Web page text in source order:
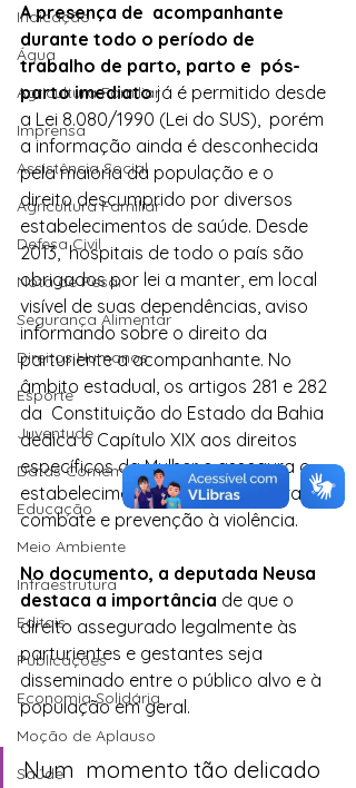
Indicação
Água
Agricultura Familiar
Imprensa
Assistência Social
Agricultura Familiar
Defesa Civil
Nota de Pesar
Segurança Alimentar
Direitos Humanos
Esporte
Juventude
Datas Comemorativas
Educação
Meio Ambiente
Infraestrutura
Editais
Publicações
Economia Solidária
Moção de Aplauso
Saúde
A presença de  acompanhante
durante todo o período de
trabalho de parto, parto e  pós-
parto imediato já é permitido desde
a Lei 8.080/1990 (Lei do SUS),  porém
a informação ainda é desconhecida
pela maioria da população e o
direito descumprido por diversos
estabelecimentos de saúde. Desde
2013,  hospitais de todo o país são
obrigados por lei a manter, em local
visível de suas dependências, aviso
informando sobre o direito da
parturiente a acompanhante. No
âmbito estadual, os artigos 281 e 282
da  Constituição do Estado da Bahia
dedica o Capítulo XIX aos direitos
específicos da Mulher e assegura o
estabelecimento de políticas para o
combate e prevenção à violência.
No documento, a deputada Neusa
destaca a importância de que o
direito assegurado legalmente às
parturientes e gestantes seja
disseminado entre o público alvo e à
população em geral.
Num  momento tão delicado